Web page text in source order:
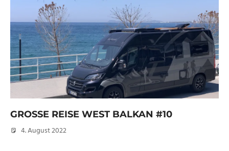
GROSSE REISE WEST BALKAN #10
4. August 2022